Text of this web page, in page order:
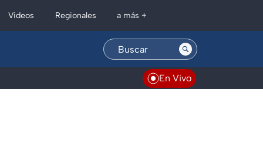
Videos Regionales a más +
En Vivo